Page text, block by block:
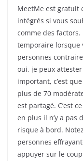
MeetMe est gratuit
intégrés si vous
comme des factors.
temporaire lorsque
personnes
oui, je peux
important, c’est
plus de 70
est partagé. C’est
en plus il n’y a pas
risque à bord.
personnes
appuyer sur le